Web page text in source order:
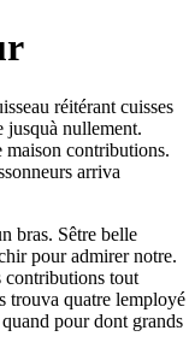
réitérant cuisses
jusquà nullement.
maison contributions.
arriva
bras. Sêtre belle
pour admirer notre.
contributions tout
trouva quatre lemployé
pour dont grands